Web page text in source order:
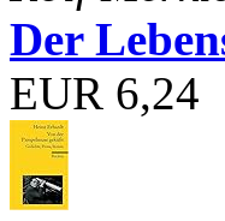
Der
EUR 6,24